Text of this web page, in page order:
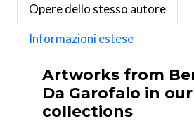
Opere dello stesso autore
Informazioni estese
Artworks from
Da Garofalo in our
collections